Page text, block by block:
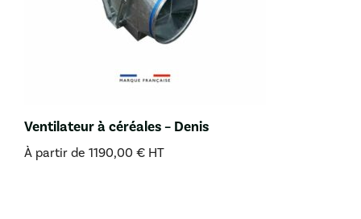
Ventilateur à céréales – Denis
À partir de 1190,00 € HT